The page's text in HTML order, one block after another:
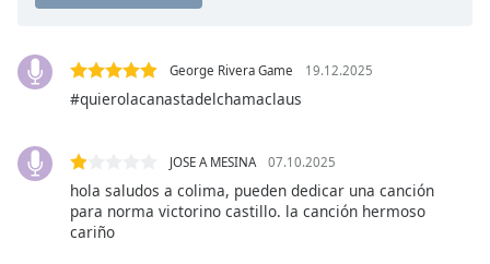
Chapters
Descriptions
descriptions
selected
subtitles
George Rivera Game 19.12.2025
#quierolacanastadelchamaclaus
JOSE A MESINA 07.10.2025
hola saludos a colima, pueden dedicar una canción
para norma victorino castillo. la canción hermoso
cariño